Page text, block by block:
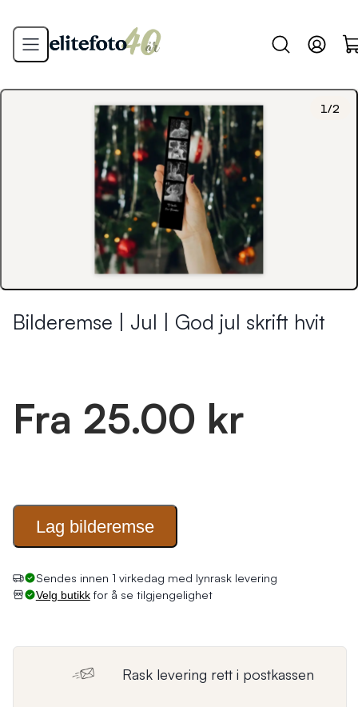
1 /2
Bilderemse | Jul | God jul skrift hvit
Fra 25.00 kr
Lag bilderemse
Sendes innen 1 virkedag med lynrask levering
Velg butikkfor å se tilgjengelighet
Rask levering rett i postkassen